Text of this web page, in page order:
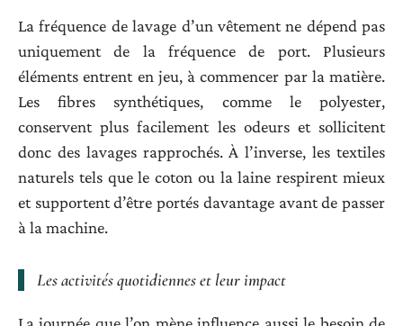
La fréquence de lavage d’un vêtement ne dépend pas
uniquement de la fréquence de port. Plusieurs
éléments entrent en jeu, à commencer par la matière.
Les fibres synthétiques, comme le polyester,
conservent plus facilement les odeurs et sollicitent
donc des lavages rapprochés. À l’inverse, les textiles
naturels tels que le coton ou la laine respirent mieux
et supportent d’être portés davantage avant de passer
à la machine.
Les activités quotidiennes et leur impact